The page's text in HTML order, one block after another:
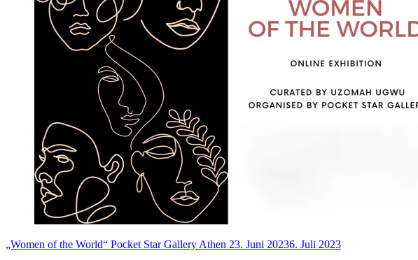
„Women of the World“ Pocket Star Gallery Athen 23. Juni 20236. Juli 2023